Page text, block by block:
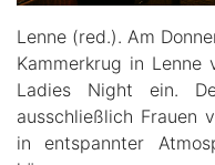
Lenne (red.). Am
Kammerkrug in
Ladies Night ein.
ausschließlich Frauen
in entspannter